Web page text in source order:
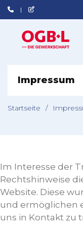
Impressum
Startseite /
Im Interesse der
Rechtshinweise
Website. Diese
und ermöglichen
uns in Kontakt zu